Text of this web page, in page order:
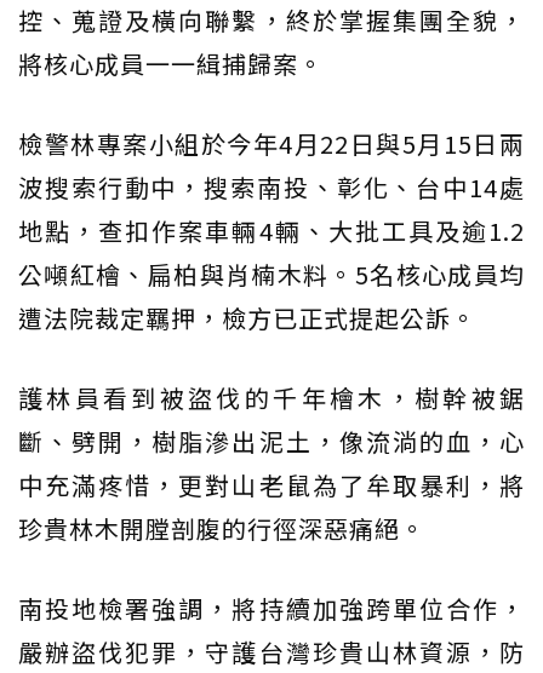
控、蒐證及橫向聯繫，終於掌握集團全貌，
將核心成員一一緝捕歸案。
檢警林專案小組於今年4月22日與5月15日兩
波搜索行動中，搜索南投、彰化、台中14處
地點，查扣作案車輛4輛、大批工具及逾1.2
公噸紅檜、扁柏與肖楠木料。5名核心成員均
遭法院裁定羈押，檢方已正式提起公訴。
護林員看到被盜伐的千年檜木，樹幹被鋸
斷、劈開，樹脂滲出泥土，像流淌的血，心
中充滿疼惜，更對山老鼠為了牟取暴利，將
珍貴林木開膛剖腹的行徑深惡痛絕。
南投地檢署強調，將持續加強跨單位合作，
嚴辦盜伐犯罪，守護台灣珍貴山林資源，防